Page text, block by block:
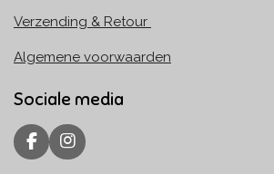
Verzending & Retour
Algemene voorwaarden
Sociale media
F
a
I
n